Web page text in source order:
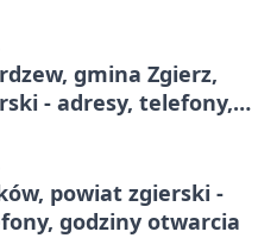
gmina Zgierz,
- adresy, telefony,
powiat zgierski -
godziny otwarcia